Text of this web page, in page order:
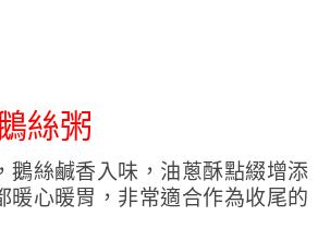
絲粥
鵝絲鹹香入味，油蔥酥點綴增添
暖心暖胃，非常適合作為收尾的